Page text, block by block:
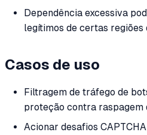
Dependência excessiva
legítimos de certas regiões
Casos de uso
Filtragem de tráfego de
proteção contra raspagem
Acionar desafios